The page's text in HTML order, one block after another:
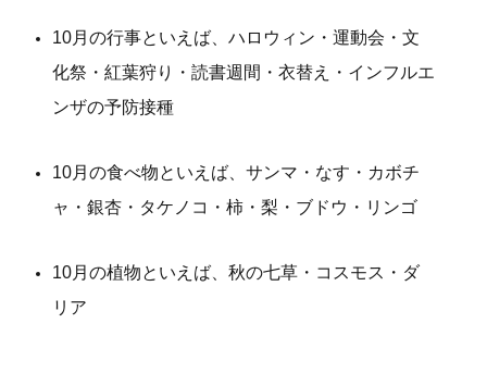
10月の行事といえば、ハロウィン・運動会・文
化祭・紅葉狩り・読書週間・衣替え・インフルエ
ンザの予防接種
10月の食べ物といえば、サンマ・なす・カボチ
ャ・銀杏・タケノコ・柿・梨・ブドウ・リンゴ
10月の植物といえば、秋の七草・コスモス・ダ
リア